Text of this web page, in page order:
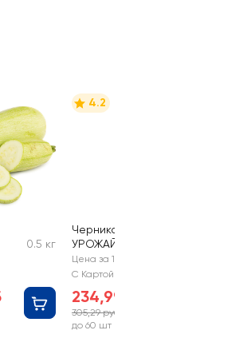
0.5 кг
4.2
Черника СВОЙ
УРОЖАЙ
Цена за 1 шт
С Картой №1
234,99 руб
305,29 руб
до 60 шт